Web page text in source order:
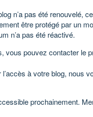
n’a pas été renouvelé,
être protégé par un
n’a pas été réactivé.
vous pouvez contacter le
à votre blog, nous
prochainement.